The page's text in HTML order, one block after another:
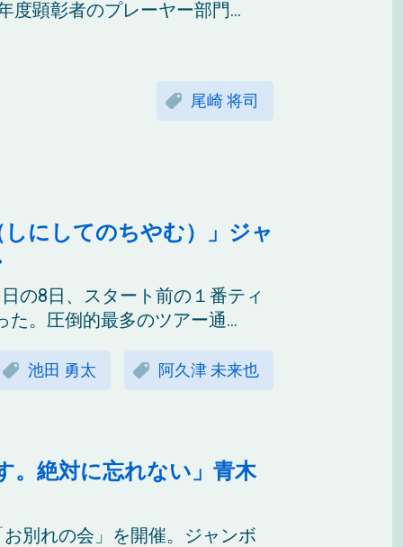
度顕彰者のプレーヤー部門...
尾崎 将司
にしてのちやむ）」ジャ
の8日、スタート前の１番ティ
。圧倒的最多のツアー通...
池田 勇太 阿久津 未来也
。絶対に忘れない」青木
別れの会」を開催。ジャンボ